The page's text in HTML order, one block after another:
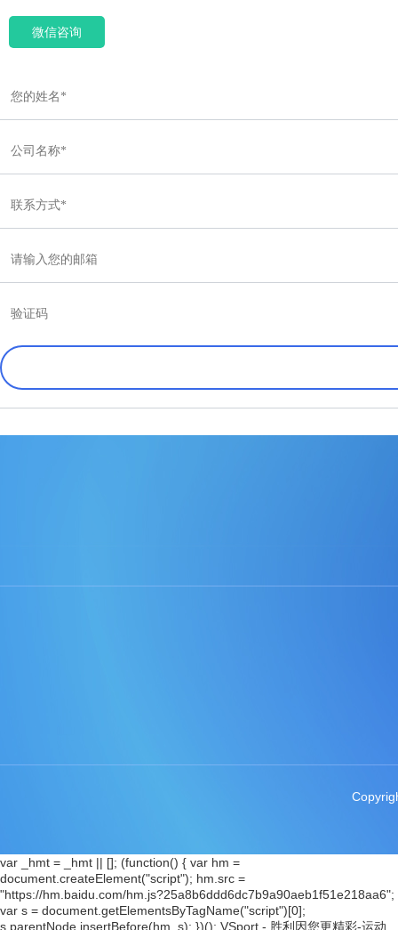
微信咨询
var _hmt = _hmt || []; (function() { var hm =
document.createElement("script"); hm.src =
"https://hm.baidu.com/hm.js?25a8b6ddd6dc7b9a90aeb1f51e218aa6";
var s = document.getElementsByTagName("script")[0];
s.parentNode.insertBefore(hm, s); })(); VSport - 胜利因您更精彩-运动